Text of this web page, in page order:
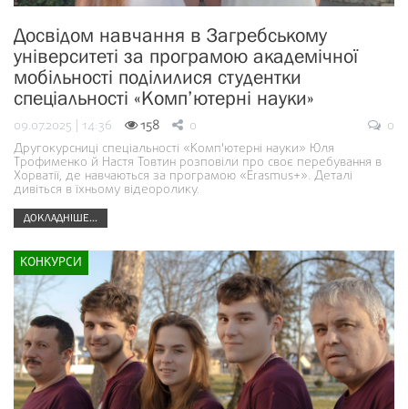
Досвідом навчання в Загребському
університеті за програмою академічної
мобільності поділилися студентки
спеціальності «Комп’ютерні науки»
09.07.2025 | 14:36 158 0
0
Другокурсниці спеціальності «Комп'ютерні науки» Юля
Трофименко й Настя Товтин розповіли про своє перебування в
Хорватії, де навчаються за програмою «Erasmus+». Деталі
дивіться в їхньому відеоролику.
ДОКЛАДНІШЕ...
КОНКУРСИ